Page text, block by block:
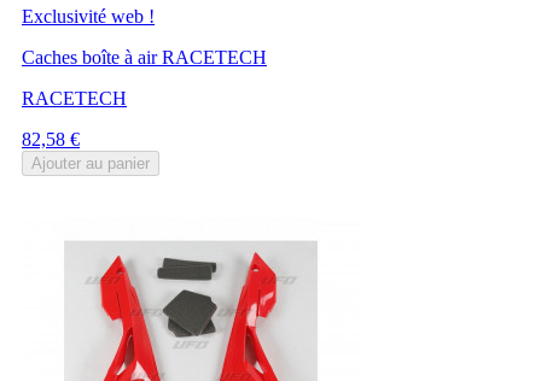
Exclusivité web !
Caches boîte à air RACETECH
RACETECH
Prix
82,58 €
Ajouter au panier